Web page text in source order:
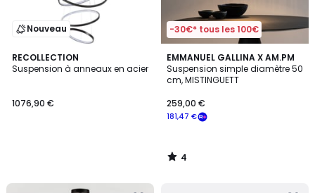
Nouveau
RECOLLECTION
Suspension à anneaux en acier
1076,90 €
-30€* tous les 100€
EMMANUEL GALLINA X AM.PM
Suspension simple diamètre 50
cm, MISTINGUETT
181,47 €
259,00 €
4
/
5
4
/